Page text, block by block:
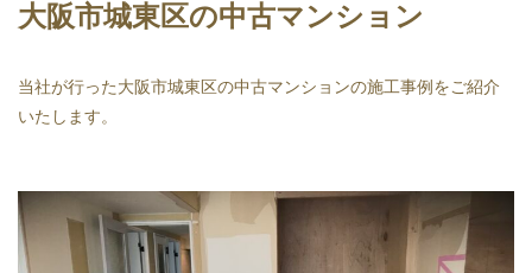
大阪市城東区の中古マンション
当社が行った大阪市城東区の中古マンションの施工事例をご紹介
いたします。